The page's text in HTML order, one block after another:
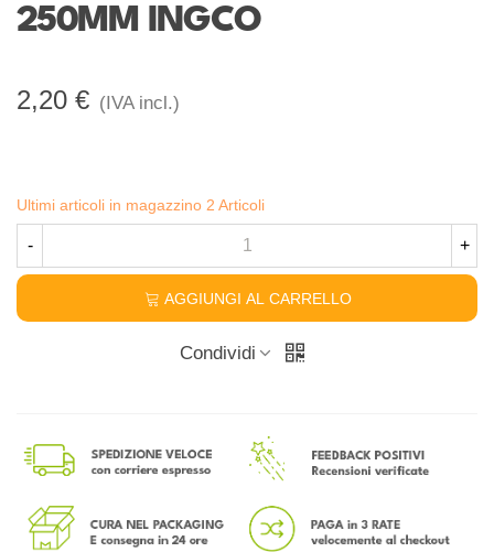
250MM INGCO
2,20 € (IVA incl.)
Ultimi articoli in magazzino 2 Articoli
- +
AGGIUNGI AL CARRELLO
Condividi